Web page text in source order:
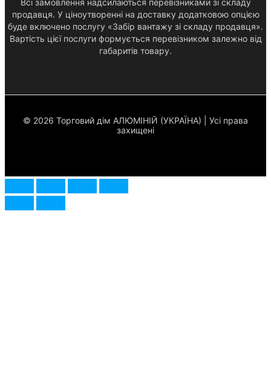
Всі замовлення надсилаються перевізниками зі складу
продавця. У ціноутворенні на доставку додатковою опцією
буде включено послугу «Забір вантажу зі складу продавця».
Вартість цієї послуги формується перевізником залежно від
габаритів товару.
© 2026 Торговий дім АЛЮМІНІЙ (УКРАЇНА) | Усі права
захищені